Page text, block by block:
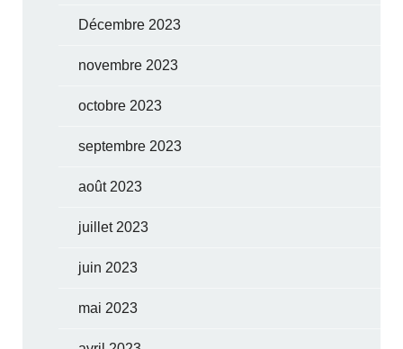
Décembre 2023
novembre 2023
octobre 2023
septembre 2023
août 2023
juillet 2023
juin 2023
mai 2023